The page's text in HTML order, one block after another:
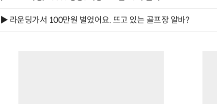
▶ 라운딩가서 100만원 벌었어요. 뜨고 있는 골프장 알바?